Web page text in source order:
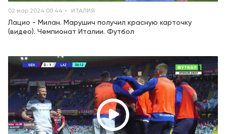
02 мар 2024 00:44 ИТАЛИЯ
Лацио - Милан. Марушич получил красную карточку
(видео). Чемпионат Италии. Футбол